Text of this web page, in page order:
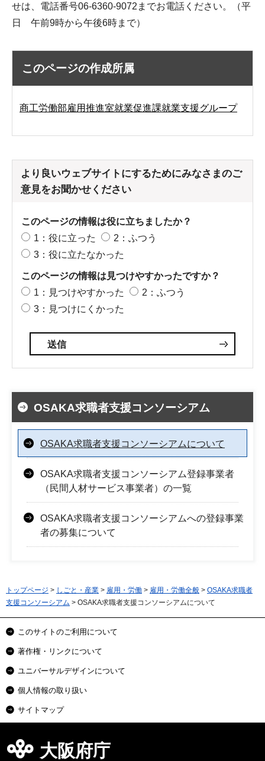
せは、電話番号06-6360-9072までお電話ください。（平
日 午前9時から午後6時まで）
このページの作成所属
商工労働部雇用推進室就業促進課就業支援グループ
より良いウェブサイトにするためにみなさまのご
意見をお聞かせください
このページの情報は役に立ちましたか？
1：役に立った
2：ふつう
3：役に立たなかった
このページの情報は見つけやすかったですか？
1：見つけやすかった
2：ふつう
3：見つけにくかった
OSAKA求職者支援コンソーシアム
OSAKA求職者支援コンソーシアムについて
OSAKA求職者支援コンソーシアム登録事業者
（民間人材サービス事業者）の一覧
OSAKA求職者支援コンソーシアムへの登録事業
者の募集について
トップページ > しごと・産業 > 雇用・労働 > 雇用・労働全般 > OSAKA求職者
支援コンソーシアム > OSAKA求職者支援コンソーシアムについて
このサイトのご利用について
著作権・リンクについて
ユニバーサルデザインについて
個人情報の取り扱い
サイトマップ
大阪府庁